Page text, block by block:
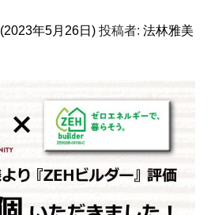
(2023年5月26日) 投稿者: 法林雅美